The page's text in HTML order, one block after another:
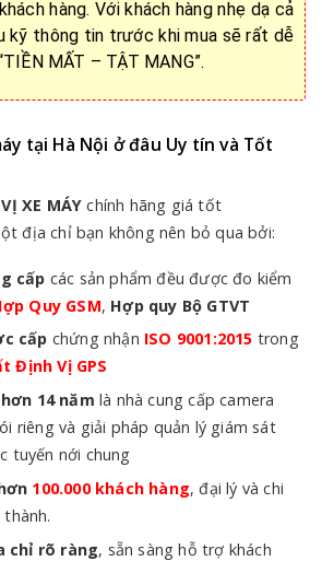
hàng. Với khách hàng nhẹ dạ cả
kỹ thông tin trước khi mua sẽ rất dễ
MẤT – TẬT MANG”.
tại Hà Nội ở đâu Uy tín và Tốt
XE MÁY chính hãng giá tốt
địa chỉ bạn không nên bỏ qua bởi:
cấp các sản phẩm đều được đo kiểm
Quy GSM, Hợp quy Bộ GTVT
cấp chứng nhận ISO 9001:2015 trong
Định Vị GPS
14 năm là nhà cung cấp camera
riêng và giải pháp quản lý giám sát
tuyến nới chung
100.000 khách hàng, đại lý và chi
chỉ rõ ràng, sẵn sàng hỗ trợ khách